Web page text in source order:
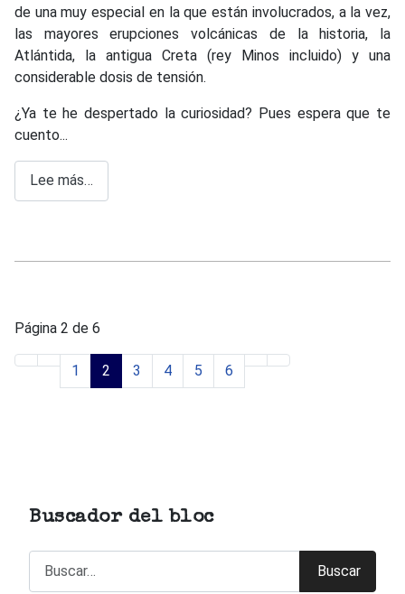
de una muy especial en la que están involucrados, a la vez,
las mayores erupciones volcánicas de la historia, la
Atlántida, la antigua Creta (rey Minos incluido) y una
considerable dosis de tensión.
¿Ya te he despertado la curiosidad? Pues espera que te
cuento...
Lee más…
Página 2 de 6
1 2 3 4 5 6
Buscador del bloc
Buscar